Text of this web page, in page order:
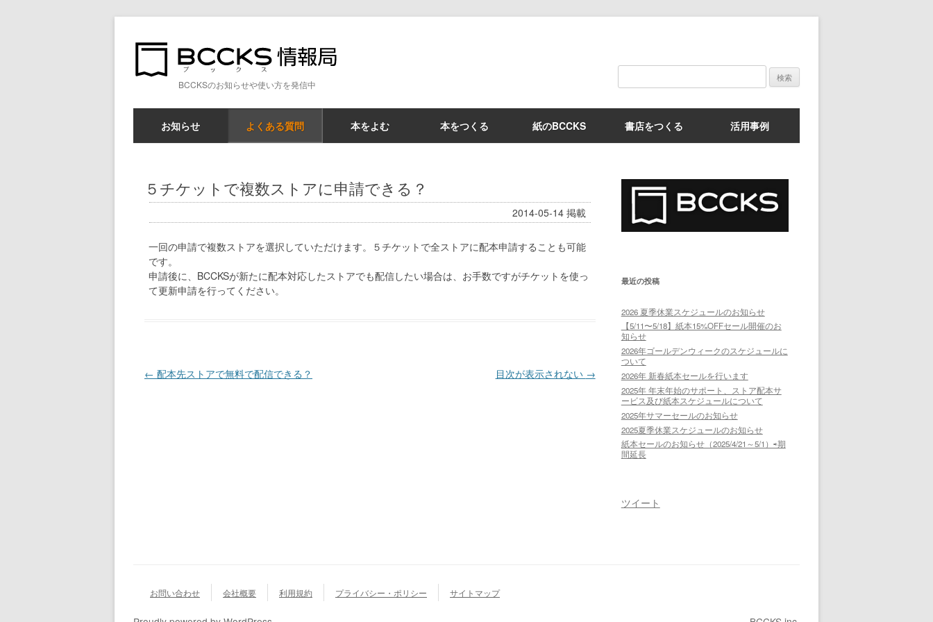
BCCKSのお知らせや使い方を発信中
検
お知らせ よくある質問 本をよむ 本をつくる 紙のBCCKS 書店をつくる 活用事例
５チケットで複数ストアに申請できる？
2014-05-14掲載
一回の申請で複数ストアを選択していただけます。５チケットで全ストアに配本申請することも可能
です。
申請後に、BCCKSが新たに配本対応したストアでも配信したい場合は、お手数ですがチケットを使っ
て更新申請を行ってください。
投稿ナビゲーション
← 配本先ストアで無料で配信できる？ 目次が表示されない →
最近の投稿
2026 夏季休業スケジュールのお知らせ
【5/11〜5/18】紙本15%OFFセール開催のお
知らせ
2026年ゴールデンウィークのスケジュールに
ついて
2026年 新春紙本セールを行います
2025年 年末年始のサポート、ストア配本サ
ービス及び紙本スケジュールについて
2025年サマーセールのお知らせ
2025夏季休業スケジュールのお知らせ
紙本セールのお知らせ（2025/4/21～5/1）⇨期
間延長
ツイート
お問い合わせ 会社概要 利用規約 プライバシー・ポリシー サイトマップ